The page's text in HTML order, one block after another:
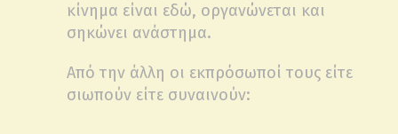
κίνημα είναι εδώ, οργανώνεται και
σηκώνει ανάστημα.
Από την άλλη οι εκπρόσωποί τους είτε
σιωπούν είτε συναινούν: